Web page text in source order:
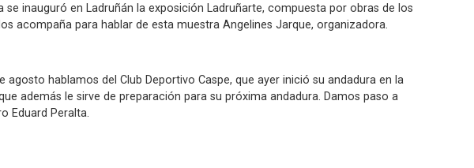
se inauguró en Ladruñán la exposición Ladruñarte, compuesta por obras de los
acompaña para hablar de esta muestra Angelines Jarque, organizadora.
agosto hablamos del Club Deportivo Caspe, que ayer inició su andadura en la
además le sirve de preparación para su próxima andadura. Damos paso a
Eduard Peralta.